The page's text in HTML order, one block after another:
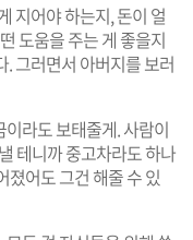
지어야 하는지, 돈이 얼
도움을 주는 게 좋을지
그러면서 아버지를 보러
라도 보태줄게. 사람이
테니까 중고차라도 하나
졌어도 그건 해줄 수 있